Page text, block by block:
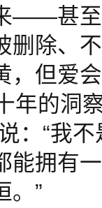
——甚
删除、
，但爱
年的洞
：“我
能拥有
。”